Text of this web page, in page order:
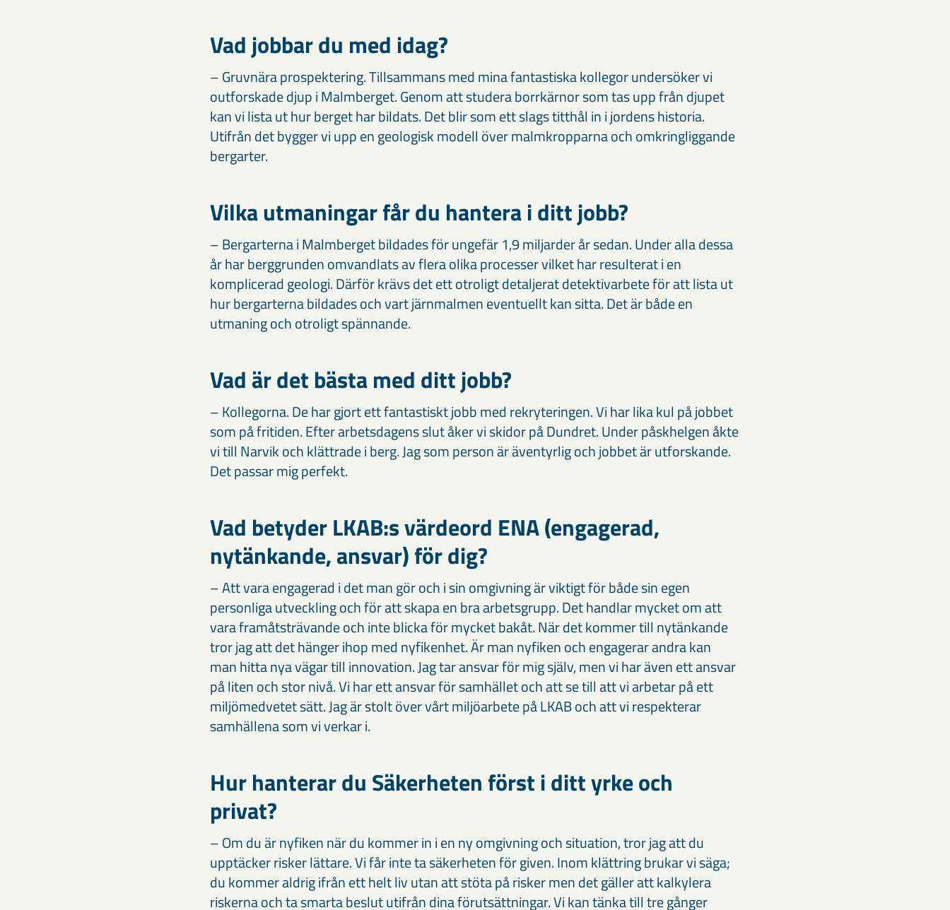
Vad jobbar du med idag?
– Gruvnära prospektering. Tillsammans med mina fantastiska kollegor undersöker vi
outforskade djup i Malmberget. Genom att studera borrkärnor som tas upp från djupet
kan vi lista ut hur berget har bildats. Det blir som ett slags titthål in i jordens historia.
Utifrån det bygger vi upp en geologisk modell över malmkropparna och omkringliggande
bergarter.
Vilka utmaningar får du hantera i ditt jobb?
– Bergarterna i Malmberget bildades för ungefär 1,9 miljarder år sedan. Under alla dessa
år har berggrunden omvandlats av flera olika processer vilket har resulterat i en
komplicerad geologi. Därför krävs det ett otroligt detaljerat detektivarbete för att lista ut
hur bergarterna bildades och vart järnmalmen eventuellt kan sitta. Det är både en
utmaning och otroligt spännande.
Vad är det bästa med ditt jobb?
– Kollegorna. De har gjort ett fantastiskt jobb med rekryteringen. Vi har lika kul på jobbet
som på fritiden. Efter arbetsdagens slut åker vi skidor på Dundret. Under påskhelgen åkte
vi till Narvik och klättrade i berg. Jag som person är äventyrlig och jobbet är utforskande.
Det passar mig perfekt.
Vad betyder LKAB:s värdeord ENA (engagerad,
nytänkande, ansvar) för dig?
– Att vara engagerad i det man gör och i sin omgivning är viktigt för både sin egen
personliga utveckling och för att skapa en bra arbetsgrupp. Det handlar mycket om att
vara framåtsträvande och inte blicka för mycket bakåt. När det kommer till nytänkande
tror jag att det hänger ihop med nyfikenhet. Är man nyfiken och engagerar andra kan
man hitta nya vägar till innovation. Jag tar ansvar för mig själv, men vi har även ett ansvar
på liten och stor nivå. Vi har ett ansvar för samhället och att se till att vi arbetar på ett
miljömedvetet sätt. Jag är stolt över vårt miljöarbete på LKAB och att vi respekterar
samhällena som vi verkar i.
Hur hanterar du Säkerheten först i ditt yrke och
privat?
– Om du är nyfiken när du kommer in i en ny omgivning och situation, tror jag att du
upptäcker risker lättare. Vi får inte ta säkerheten för given. Inom klättring brukar vi säga;
du kommer aldrig ifrån ett helt liv utan att stöta på risker men det gäller att kalkylera
riskerna och ta smarta beslut utifrån dina förutsättningar. Vi kan tänka till tre gånger